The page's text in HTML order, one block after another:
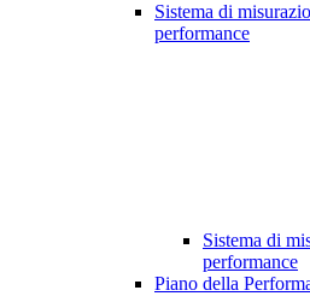
Sistema di
performance
Sistema di
performance
Piano della